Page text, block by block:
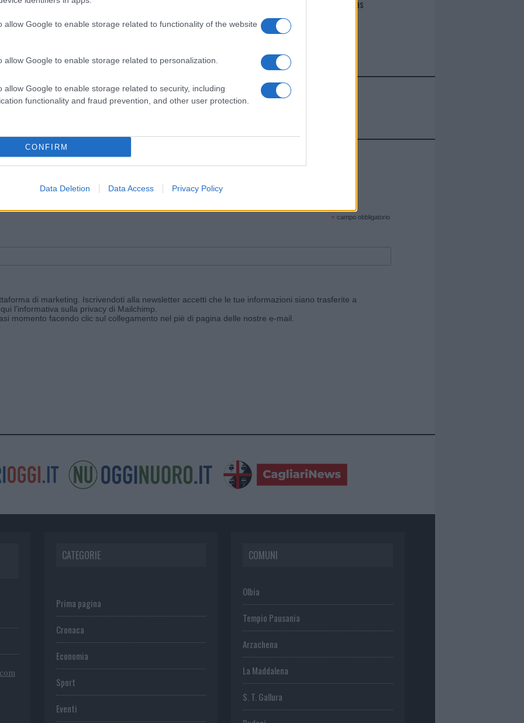
allow Google to enable storage related to functionality of the website
allow Google to enable storage related to personalization.
allow Google to enable storage related to security, including
functionality and fraud prevention, and other user protection.
CONFIRM
Data Deletion Data Access Privacy Policy
Giovannimaria Cabras
Invia un Comunicato Stampa|Pubblicità|Segnala
e ricevi le nostre email periodiche contenenti le ultime notizie pubblicate sul sito web!
* campo obbligatorio
di marketing. Iscrivendoti alla newsletter accetti che le tue informazioni siano trasferite a
l'informativa sulla privacy di Mailchimp
momento facendo clic sul collegamento nel piè di pagina delle nostre e-mail.
CATEGORIE
Prima pagina
Cronaca
Economia
Sport
Eventi
COMUNI
Olbia
Tempio Pausania
Arzachena
La Maddalena
S. T. Gallura